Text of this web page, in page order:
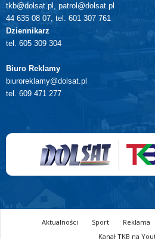
tkb@dolsat.pl, patrol@dolsat.pl
44 635 08 07, tel. 601 307 761
Dziennikarz
tel. 605 309 304
Biuro Reklamy
biuroreklamy@dolsat.pl
tel. 609 471 277
Aktualności Sport Reklama
Kanał TKB na